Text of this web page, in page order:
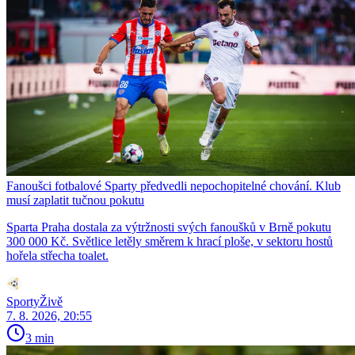
Fanoušci fotbalové Sparty předvedli nepochopitelné chování. Klub
musí zaplatit tučnou pokutu
Sparta Praha dostala za výtržnosti svých fanoušků v Brně pokutu
300 000 Kč. Světlice letěly směrem k hrací ploše, v sektoru hostů
hořela střecha toalet.
SportyŽivě
7. 8. 2026, 20:55
3 min